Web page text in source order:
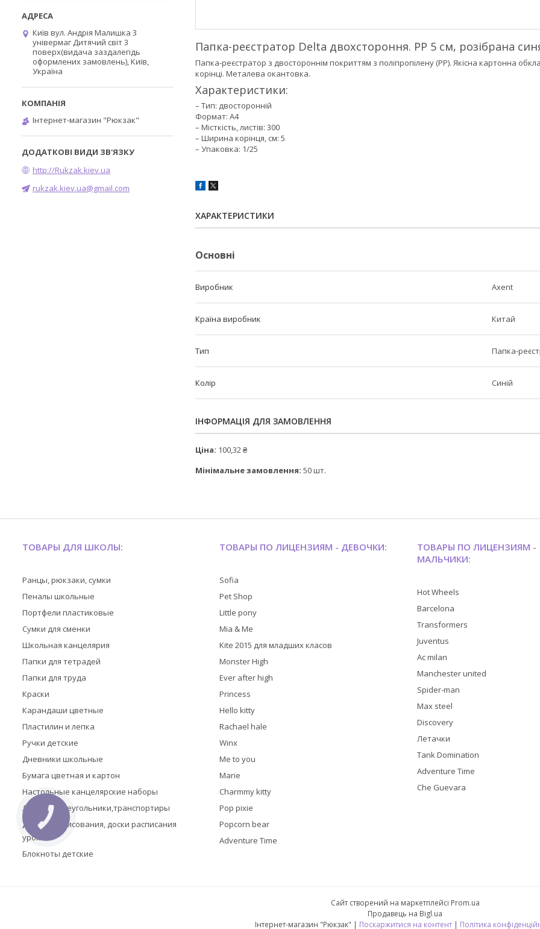
Папка-реєстратор Delta двохстороння. PP 5 см, розібрана
Папка-реєстратор з двостороннім покриттям з поліпропілену (РР). Якісна картонна
корінці. Металева окантовка.
Характеристики:
– Тип: двосторонній
Формат: A4
– Місткість, листів: 300
– Ширина корінця, см: 5
– Упаковка: 1/25
ХАРАКТЕРИСТИКИ
Основні
Виробник Axent
Країна виробник Китай
Тип Папка-
Колір Синій
ІНФОРМАЦІЯ ДЛЯ ЗАМОВЛЕННЯ
Ціна: 100,32 ₴
Мінімальне замовлення: 50 шт.
Київ вул. Андрія Малишка 3
універмаг Дитячий світ 3
поверх(видача заздалегідь
оформлених замовлень), Київ,
Україна
Інтернет-магазин "Рюкзак"
http://Rukzak.kiev.ua
rukzak.kiev.ua@gmail.com
ТОВАРЫ ДЛЯ ШКОЛЫ:
Ранцы, рюкзаки, сумки
Пеналы школьные
Портфели пластиковые
Сумки для сменки
Школьная канцелярия
Папки для тетрадей
Папки для труда
Краски
Карандаши цветные
Пластилин и лепка
Ручки детские
Дневники школьные
Бумага цветная и картон
Настольные канцелярские наборы
Линейки,треугольники,транспортиры
Доски для рисования, доски расписания
уроков
Блокноты детские
ТОВАРЫ ПО ЛИЦЕНЗИЯМ - ДЕВОЧКИ:
Sofia
Pet Shop
Little pony
Mia & Me
Kite 2015 для младших класов
Monster High
Ever after high
Princess
Hello kitty
Rachael hale
Winx
Me to you
Marie
Charmmy kitty
Pop pixie
Popcorn bear
Adventure Time
ТОВАРЫ ПО ЛИЦЕНЗИЯМ -
МАЛЬЧИКИ:
Hot Wheels
Barcelona
Transformers
Juventus
Ac milan
Manchester united
Spider-man
Max steel
Discovery
Летачки
Tank Domination
Adventure Time
Che Guevara
Сайт створений на маркетплейсі Prom.ua
Продавець на Bigl.ua
Інтернет-магазин "Рюкзак" | Поскаржитися на контент | Політика
КНОПКА
ЗВ'ЯЗКУ